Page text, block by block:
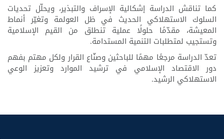
كما تناقش الدراسة إشكالية الإسراف والتبذير، ويحلّل تحديات
السلوك الاستهلاكي الحديث في ظل العولمة وتغيّر أنماط
المعيشة، مقدّمًا حلولًا عملية تنطلق من القيم الإسلامية
وتستجيب لمتطلبات التنمية المستدامة.
تعدّ الدراسة مرجعًا مهمًا للباحثين وصنّاع القرار ولكل مهتم بفهم
دور الاقتصاد الإسلامي في ترشيد الموارد وتعزيز الوعي
الاستهلاكي الرشيد.